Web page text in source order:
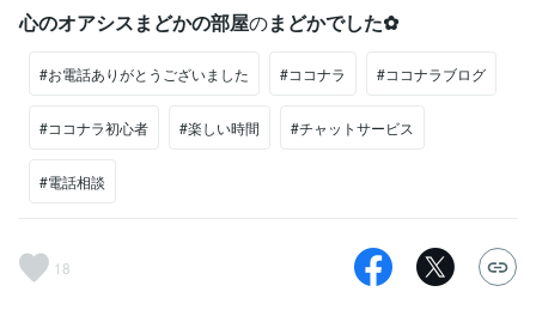
心のオアシスまどかの部屋のまどかでした✿
#お電話ありがとうございました #ココナラ #ココナラブログ
#ココナラ初心者 #楽しい時間 #チャットサービス
#電話相談
18